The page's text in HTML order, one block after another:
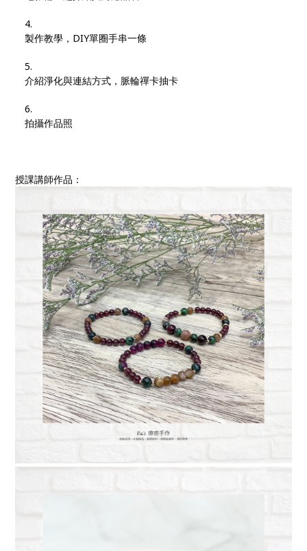
製作教學，DIY單圈手串一條
介紹淨化與連結方式，脈輪禪卡抽卡
拍攝作品照
授課講師作品：